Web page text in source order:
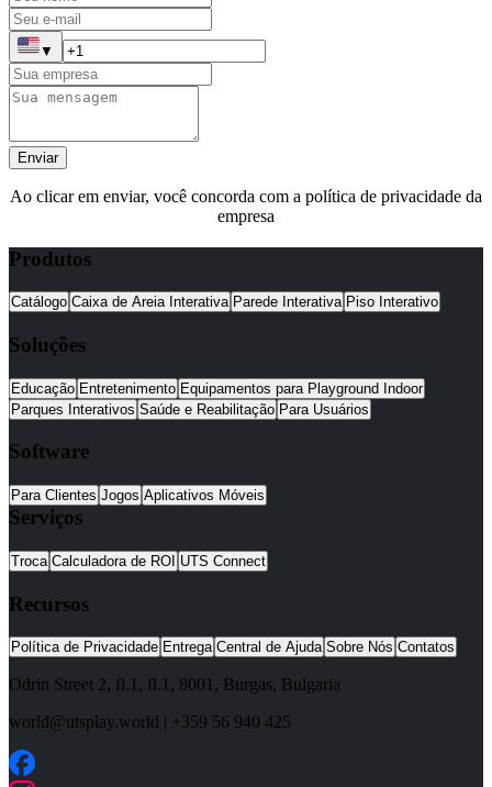
▼
Enviar
Ao clicar em enviar, você concorda com a política de privacidade da
empresa
Produtos
Catálogo Caixa de Areia Interativa Parede Interativa Piso Interativo
Soluções
Educação Entretenimento Equipamentos para Playground Indoor
Parques Interativos Saúde e Reabilitação Para Usuários
Software
Para Clientes Jogos Aplicativos Móveis
Serviços
Troca Calculadora de ROI UTS Connect
Recursos
Política de Privacidade Entrega Central de Ajuda Sobre Nós Contatos
Odrin Street 2, fl.1 , fl.1, 8001 , Burgas, Bulgaria
world@utsplay.world | +359 56 940 425